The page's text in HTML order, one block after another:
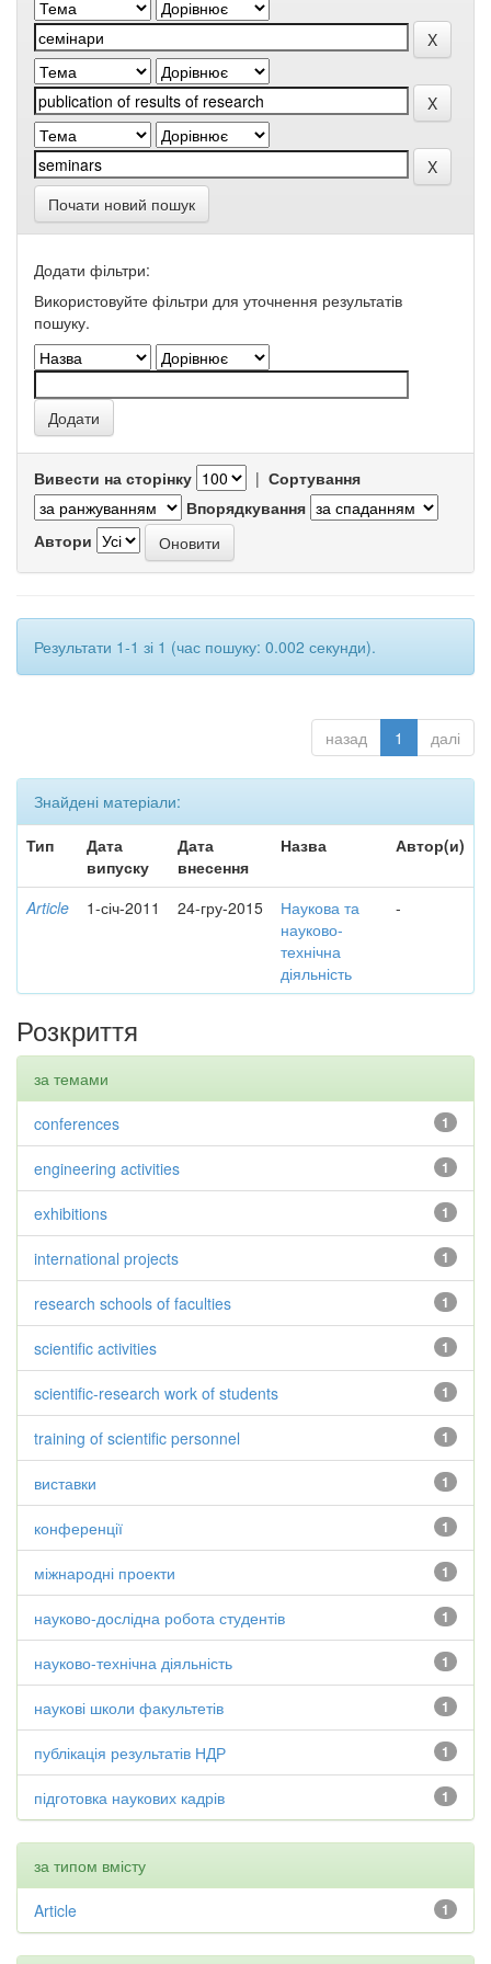
Почати новий пошук
Додати фільтри:
Використовуйте фільтри для уточнення результатів
пошуку.
Вивести на сторінку | Сортування
Впорядкування
Автори
Результати 1-1 зі 1 (час пошуку: 0.002 секунди).
назад 1 далі
Знайдені матеріали:
Тип
Дата
випуску
Дата
внесення
Назва Автор(и)
Article 1-січ-2011 24-гру-2015
Наукова та
науково-
технічна
діяльність
-
Розкриття
за темами
1
conferences
1
engineering activities
1
exhibitions
1
international projects
1
research schools of faculties
1
scientific activities
1
scientific-research work of students
1
training of scientific personnel
1
виставки
1
конференції
1
міжнародні проекти
1
науково-дослідна робота студентів
1
науково-технічна діяльність
1
наукові школи факультетів
1
публікація результатів НДР
1
підготовка наукових кадрів
за типом вмісту
1
Article